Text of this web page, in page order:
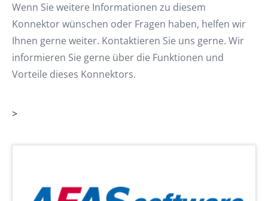
Wenn Sie weitere Informationen zu diesem
Konnektor wünschen oder Fragen haben, helfen wir
Ihnen gerne weiter. Kontaktieren Sie uns gerne. Wir
informieren Sie gerne über die Funktionen und
Vorteile dieses Konnektors.
>